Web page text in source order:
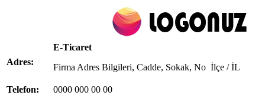
Adres:
E-Ticaret
Firma Adres Bilgileri, Cadde, Sokak, No İlçe / İL
Telefon:
0000 000 00 00